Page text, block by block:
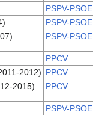
PSPV-PSOE
PSPV-PSOE
PSPV-PSOE
PPCV
2012)
2015)
PPCV
PPCV
PSPV-PSOE